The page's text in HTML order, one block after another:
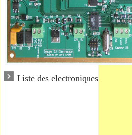
Liste des electroniques